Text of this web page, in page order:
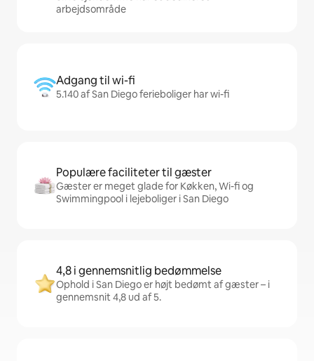
arbejdsområde
Adgang til wi-fi
5.140 af San Diego ferieboliger har wi-fi
Populære faciliteter til gæster
Gæster er meget glade for Køkken, Wi-fi og
Swimmingpool i lejeboliger i San Diego
4,8 i gennemsnitlig bedømmelse
Ophold i San Diego er højt bedømt af gæster – i
gennemsnit 4,8 ud af 5.